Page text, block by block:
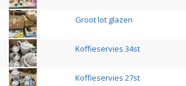
Groot lot glazen
Koffieservies 34st
Koffieservies 27st